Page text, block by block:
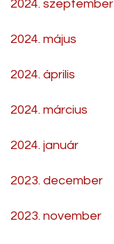
2024. szeptember
2024. május
2024. április
2024. március
2024. január
2023. december
2023. november